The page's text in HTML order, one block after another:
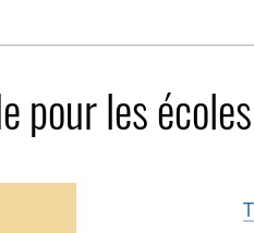
pour les écoles